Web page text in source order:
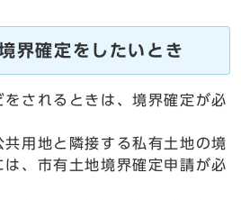
界確定をしたいとき
をされるときは、境界確定が必
用地と隣接する私有土地の境
、市有土地境界確定申請が必